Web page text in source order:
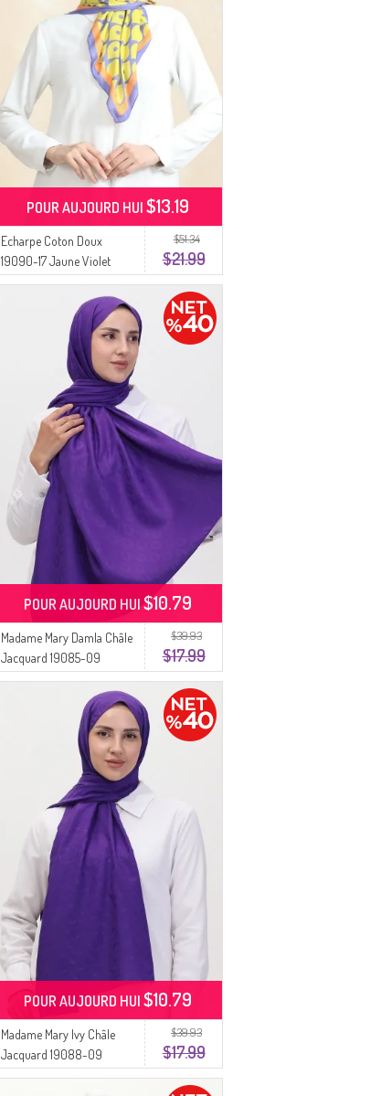
$51.34
$21.99
Echarpe Coton Doux
19090-17 Jaune Violet
POUR AUJOURD HUI$13.19
$39.93
$17.99
Madame Mary Damla Châle
Jacquard 19085-09
Pourpre
POUR AUJOURD HUI$10.79
$39.93
$17.99
Madame Mary Ivy Châle
Jacquard 19088-09
Pourpre
POUR AUJOURD HUI$10.79